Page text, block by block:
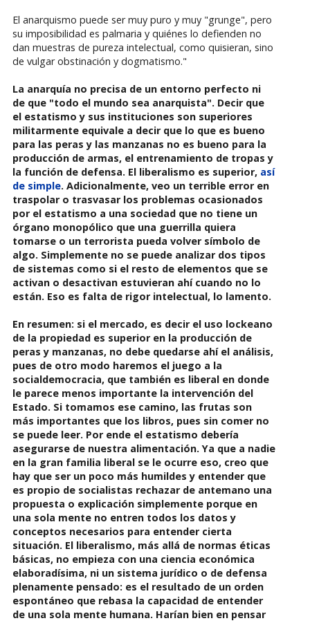
El anarquismo puede ser muy puro y muy "grunge", pero
su imposibilidad es palmaria y quiénes lo defienden no
dan muestras de pureza intelectual, como quisieran, sino
de vulgar obstinación y dogmatismo."
La anarquía no precisa de un entorno perfecto ni
de que "todo el mundo sea anarquista". Decir que
el estatismo y sus instituciones son superiores
militarmente equivale a decir que lo que es bueno
para las peras y las manzanas no es bueno para la
producción de armas, el entrenamiento de tropas y
la función de defensa. El liberalismo es superior, así
de simple. Adicionalmente, veo un terrible error en
traspolar o trasvasar los problemas ocasionados
por el estatismo a una sociedad que no tiene un
órgano monopólico que una guerrilla quiera
tomarse o un terrorista pueda volver símbolo de
algo. Simplemente no se puede analizar dos tipos
de sistemas como si el resto de elementos que se
activan o desactivan estuvieran ahí cuando no lo
están. Eso es falta de rigor intelectual, lo lamento.
En resumen: si el mercado, es decir el uso lockeano
de la propiedad es superior en la producción de
peras y manzanas, no debe quedarse ahí el análisis,
pues de otro modo haremos el juego a la
socialdemocracia, que también es liberal en donde
le parece menos importante la intervención del
Estado. Si tomamos ese camino, las frutas son
más importantes que los libros, pues sin comer no
se puede leer. Por ende el estatismo debería
asegurarse de nuestra alimentación. Ya que a nadie
en la gran familia liberal se le ocurre eso, creo que
hay que ser un poco más humildes y entender que
es propio de socialistas rechazar de antemano una
propuesta o explicación simplemente porque en
una sola mente no entren todos los datos y
conceptos necesarios para entender cierta
situación. El liberalismo, más allá de normas éticas
básicas, no empieza con una ciencia económica
elaboradísima, ni un sistema jurídico o de defensa
plenamente pensado: es el resultado de un orden
espontáneo que rebasa la capacidad de entender
de una sola mente humana. Harían bien en pensar